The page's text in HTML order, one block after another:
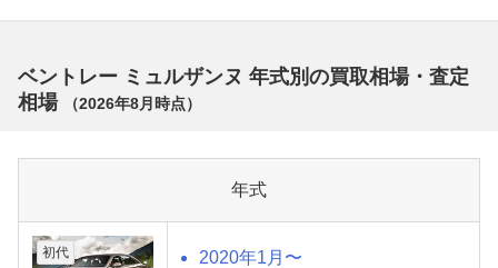
ベントレー ミュルザンヌ 年式別の買取相場・査定
相場
（2026年8月 時点）
年式
初代 2020年1月〜